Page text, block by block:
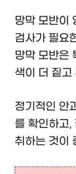
망막 모반이
검사가 필요
망막 모반은
색이 더 짙고
정기적인 안
를 확인하고,
취하는 것이